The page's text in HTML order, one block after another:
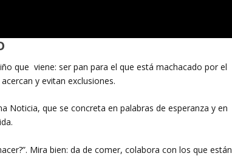
que viene: ser pan para el que está machacado por el
y evitan exclusiones.
Noticia, que se concreta en palabras de esperanza y en
Mira bien: da de comer, colabora con los que están